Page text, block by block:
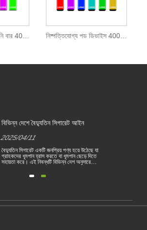
রঙিন নিষ্পত্তিযোগ্য মিনি বার 400 পাফ
বিভিন্ন দেশে বৈদ্যুতিন সিগারেট আইন
2025/04/11
বৈদ্যুতিন সিগারেট একটি জনপ্রিয় পণ্য হয়ে উঠেছে যা
গ্রাহকদের ধূমপান হ্রাস করতে বা ধূমপান ছেড়ে দিতে
সহায়তা করে। এই নিবন্ধটি বিভিন্ন দেশ অনুসারে
তদ্ব্যতীত, কয়েকটি দেশ রয়েছে এবং অঞ্চলগুলি